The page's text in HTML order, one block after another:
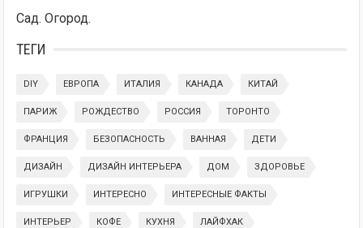
Сад. Огород.
ТЕГИ
DIY ЕВРОПА ИТАЛИЯ КАНАДА КИТАЙ
ПАРИЖ РОЖДЕСТВО РОССИЯ ТОРОНТО
ФРАНЦИЯ БЕЗОПАСНОСТЬ ВАННАЯ ДЕТИ
ДИЗАЙН ДИЗАЙН ИНТЕРЬЕРА ДОМ ЗДОРОВЬЕ
ИГРУШКИ ИНТЕРЕСНО ИНТЕРЕСНЫЕ ФАКТЫ
ИНТЕРЬЕР КОФЕ КУХНЯ ЛАЙФХАК